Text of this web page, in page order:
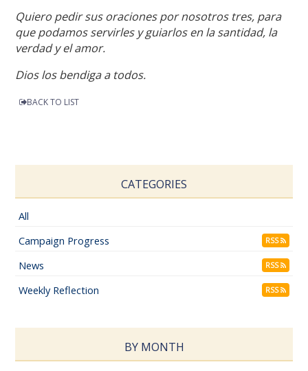
Quiero pedir sus oraciones por nosotros tres, para
que podamos servirles y guiarlos en la santidad, la
verdad y el amor.
Dios los bendiga a todos.
BACK TO LIST
CATEGORIES
All
Campaign Progress
RSS
News RSS
Weekly Reflection RSS
BY MONTH